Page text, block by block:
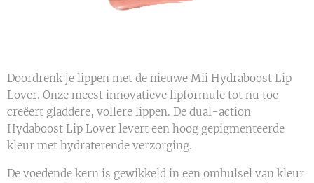
Doordrenk je lippen met de nieuwe Mii Hydraboost Lip
Lover. Onze meest innovatieve lipformule tot nu toe
creëert gladdere, vollere lippen. De dual-action
Hydaboost Lip Lover levert een hoog gepigmenteerde
kleur met hydraterende verzorging.
De voedende kern is gewikkeld in een omhulsel van kleur